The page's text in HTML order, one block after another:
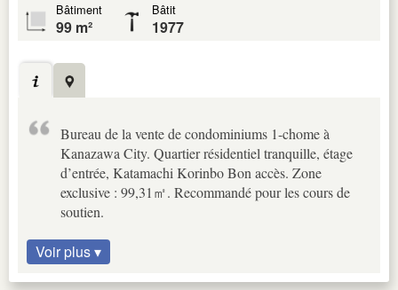
Bâtiment
99 m²
Bâtit
1977
Bureau de la vente de condominiums 1-chome à
Kanazawa City. Quartier résidentiel tranquille, étage
d’entrée, Katamachi Korinbo Bon accès. Zone
exclusive : 99,31㎡. Recommandé pour les cours de
soutien.
Voir plus ▾